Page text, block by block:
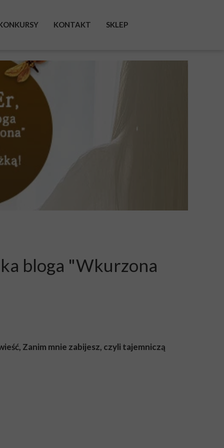
KONTAKT SKLEP
bloga "Wkurzona
Zanim mnie zabijesz, czyli tajemniczą